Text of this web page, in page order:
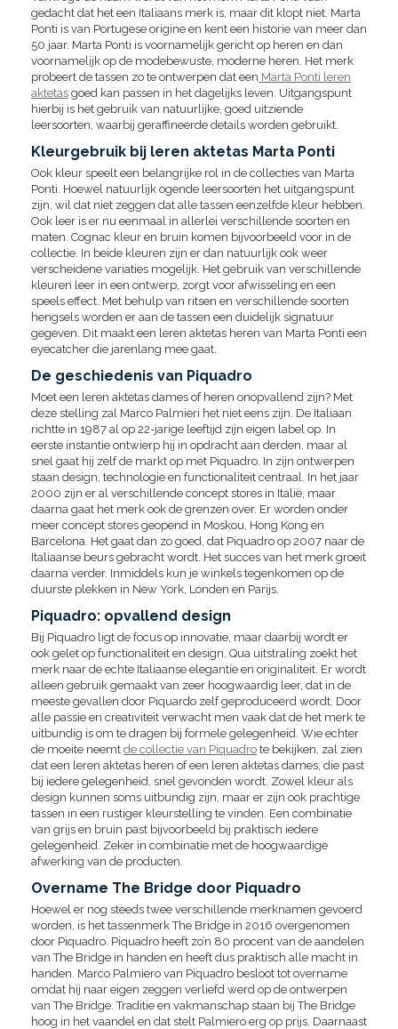
gedacht dat het een Italiaans merk is, maar dit klopt niet. Marta
Ponti is van Portugese origine en kent een historie van meer dan
50 jaar. Marta Ponti is voornamelijk gericht op heren en dan
voornamelijk op de modebewuste, moderne heren. Het merk
probeert de tassen zo te ontwerpen dat een Marta Ponti leren
aktetas goed kan passen in het dagelijks leven. Uitgangspunt
hierbij is het gebruik van natuurlijke, goed uitziende
leersoorten, waarbij geraffineerde details worden gebruikt.
Kleurgebruik bij leren aktetas Marta Ponti
Ook kleur speelt een belangrijke rol in de collecties van Marta
Ponti. Hoewel natuurlijk ogende leersoorten het uitgangspunt
zijn, wil dat niet zeggen dat alle tassen eenzelfde kleur hebben.
Ook leer is er nu eenmaal in allerlei verschillende soorten en
maten. Cognac kleur en bruin komen bijvoorbeeld voor in de
collectie. In beide kleuren zijn er dan natuurlijk ook weer
verscheidene variaties mogelijk. Het gebruik van verschillende
kleuren leer in een ontwerp, zorgt voor afwisseling en een
speels effect. Met behulp van ritsen en verschillende soorten
hengsels worden er aan de tassen een duidelijk signatuur
gegeven. Dit maakt een leren aktetas heren van Marta Ponti een
eyecatcher die jarenlang mee gaat.
De geschiedenis van Piquadro
Moet een leren aktetas dames of heren onopvallend zijn? Met
deze stelling zal Marco Palmieri het niet eens zijn. De Italiaan
richtte in 1987 al op 22-jarige leeftijd zijn eigen label op. In
eerste instantie ontwierp hij in opdracht aan derden, maar al
snel gaat hij zelf de markt op met Piquadro. In zijn ontwerpen
staan design, technologie en functionaliteit centraal. In het jaar
2000 zijn er al verschillende concept stores in Italië, maar
daarna gaat het merk ook de grenzen over. Er worden onder
meer concept stores geopend in Moskou, Hong Kong en
Barcelona. Het gaat dan zo goed, dat Piquadro op 2007 naar de
Italiaanse beurs gebracht wordt. Het succes van het merk groeit
daarna verder. Inmiddels kun je winkels tegenkomen op de
duurste plekken in New York, Londen en Parijs.
Piquadro: opvallend design
Bij Piquadro ligt de focus op innovatie, maar daarbij wordt er
ook gelet op functionaliteit en design. Qua uitstraling zoekt het
merk naar de echte Italiaanse elegantie en originaliteit. Er wordt
alleen gebruik gemaakt van zeer hoogwaardig leer, dat in de
meeste gevallen door Piquardo zelf geproduceerd wordt. Door
alle passie en creativiteit verwacht men vaak dat de het merk te
uitbundig is om te dragen bij formele gelegenheid. Wie echter
de moeite neemt de collectie van Piquadro te bekijken, zal zien
dat een leren aktetas heren of een leren aktetas dames, die past
bij iedere gelegenheid, snel gevonden wordt. Zowel kleur als
design kunnen soms uitbundig zijn, maar er zijn ook prachtige
tassen in een rustiger kleurstelling te vinden. Een combinatie
van grijs en bruin past bijvoorbeeld bij praktisch iedere
gelegenheid. Zeker in combinatie met de hoogwaardige
afwerking van de producten.
Overname The Bridge door Piquadro
Hoewel er nog steeds twee verschillende merknamen gevoerd
worden, is het tassenmerk The Bridge in 2016 overgenomen
door Piquadro. Piquadro heeft zo’n 80 procent van de aandelen
van The Bridge in handen en heeft dus praktisch alle macht in
handen. Marco Palmiero van Piquadro besloot tot overname
omdat hij naar eigen zeggen verliefd werd op de ontwerpen
van The Bridge. Traditie en vakmanschap staan bij The Bridge
hoog in het vaandel en dat stelt Palmiero erg op prijs. Daarnaast